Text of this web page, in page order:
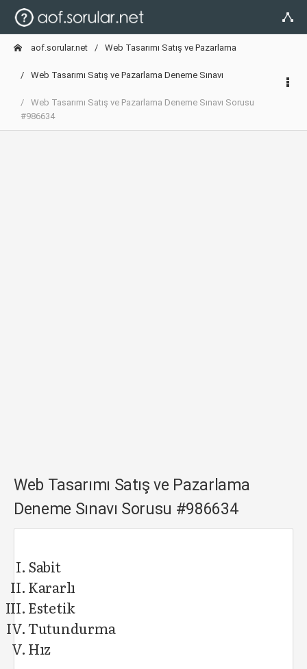
aof.sorular.net Web Tasarımı Satış ve Pazarlama
Web Tasarımı Satış ve Pazarlama Deneme Sınavı
Web Tasarımı Satış ve Pazarlama Deneme Sınavı Sorusu
#986634
Web Tasarımı Satış ve Pazarlama
Deneme Sınavı Sorusu #986634
Sabit
Kararlı
Estetik
Tutundurma
Hız